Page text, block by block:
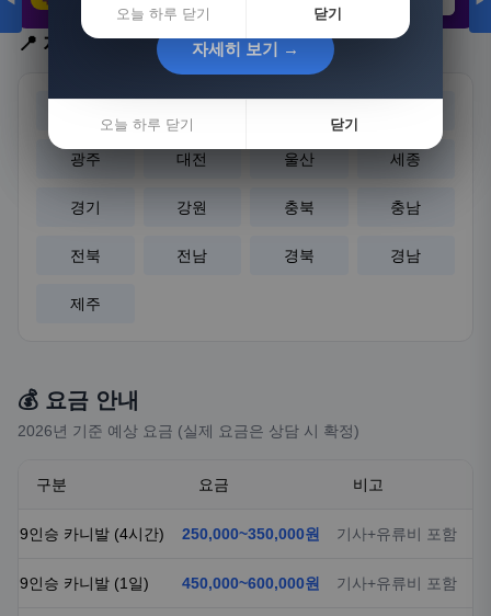
3,308원
📍 지역 선택
광주 대전 울산 세종
경기 강원 충북 충남
전북 전남 경북 경남
제주
💰 요금 안내
2026년 기준 예상 요금 (실제 요금은 상담 시 확정)
구분 요금 비고
9인승 카니발 (4시간) 250,000~350,000원 기사+유류비 포함
9인승 카니발 (1일) 450,000~600,000원 기사+유류비 포함
오늘 하루 닫기 닫기
자세히 보기 →
오늘 하루 닫기 닫기
자세히 보기 →
오늘 하루 닫기 닫기